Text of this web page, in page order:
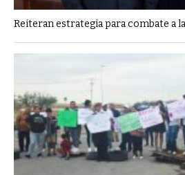
Reiteran estrategia para combate a